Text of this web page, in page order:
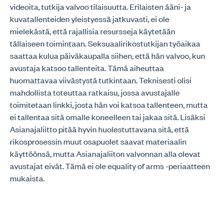
videoita, tutkija valvoo tilaisuutta. Erilaisten ääni- ja
kuvatallenteiden yleistyessä jatkuvasti, ei ole
mielekästä, että rajallisia resursseja käytetään
tällaiseen toimintaan. Seksuaalirikostutkijan työaikaa
saattaa kulua päiväkaupalla siihen, että hän valvoo, kun
avustaja katsoo tallenteita. Tämä aiheuttaa
huomattavaa viivästystä tutkintaan. Teknisesti olisi
mahdollista toteuttaa ratkaisu, jossa avustajalle
toimitetaan linkki, josta hän voi katsoa tallenteen, mutta
ei tallentaa sitä omalle koneelleen tai jakaa sitä. Lisäksi
Asianajaliitto pitää hyvin huolestuttavana sitä, että
rikosprosessin muut osapuolet saavat materiaalin
käyttöönsä, mutta Asianajaliiton valvonnan alla olevat
avustajat eivät. Tämä ei ole equality of arms -periaatteen
mukaista.